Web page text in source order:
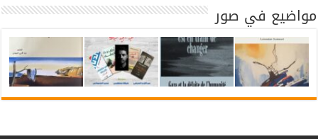
مواضيع في صور